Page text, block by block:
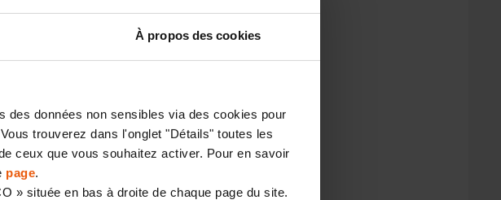
À propos des cookies
des données non sensibles via des cookies pour
trouverez dans l'onglet "Détails" toutes les
ceux que vous souhaitez activer. Pour en savoir
page.
» située en bas à droite de chaque page du site.
de 12 m
une salle d'eau et une